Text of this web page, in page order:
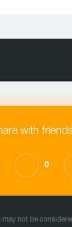
with friends
0
not be